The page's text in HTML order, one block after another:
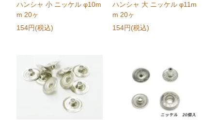
ハンシャ 小 ニッケル φ10m
m 20ヶ
154円(税込)
ハンシャ 大 ニッケル φ11m
m 20ヶ
154円(税込)